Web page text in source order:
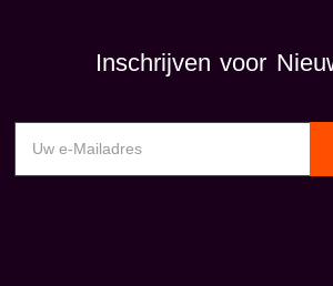
Inschrijven voor